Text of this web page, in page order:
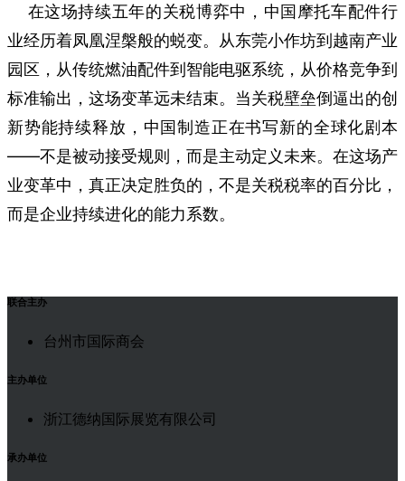
在这场持续五年的关税博弈中，中国摩托车配件行
业经历着凤凰涅槃般的蜕变。从东莞小作坊到越南产业
园区，从传统燃油配件到智能电驱系统，从价格竞争到
标准输出，这场变革远未结束。当关税壁垒倒逼出的创
新势能持续释放，中国制造正在书写新的全球化剧本
——不是被动接受规则，而是主动定义未来。在这场产
业变革中，真正决定胜负的，不是关税税率的百分比，
而是企业持续进化的能力系数。
联合主办
台州市国际商会
主办单位
浙江德纳国际展览有限公司
承办单位